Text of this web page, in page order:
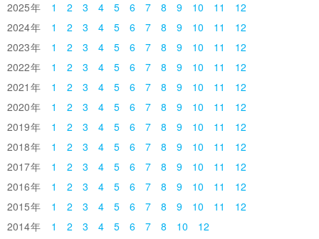
2025
1 2 3 4 5 6 7 8 9 10 11
12
2024
1 2 3 4 5 6 7 8 9 10 11
12
2023
1 2 3 4 5 6 7 8 9 10 11
12
2022
1 2 3 4 5 6 7 8 9 10 11
12
2021
1 2 3 4 5 6 7 8 9 10 11
12
2020
1 2 3 4 5 6 7 8 9 10 11
12
2019
1 2 3 4 5 6 7 8 9 10 11
12
2018
1 2 3 4 5 6 7 8 9 10 11
12
2017
1 2 3 4 5 6 7 8 9 10 11
12
2016
1 2 3 4 5 6 7 8 9 10 11
12
2015
1 2 3 4 5 6 7 8 9 10 11
12
2014
1 2 3 4 5 6 7 8 10
12